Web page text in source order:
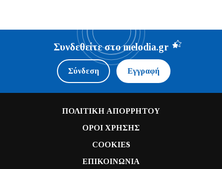
Συνδεθείτε στο melodia.gr
Σύνδεση Εγγραφή
ΠΟΛΙΤΙΚΗ ΑΠΟΡΡΗΤΟΥ
ΟΡΟΙ ΧΡΗΣΗΣ
COOKIES
ΕΠΙΚΟΙΝΩΝΙΑ